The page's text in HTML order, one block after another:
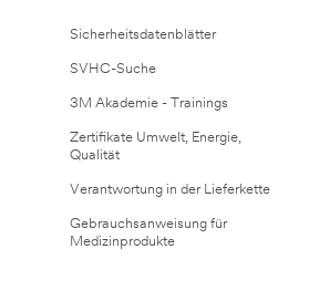
Sicherheitsdatenblätter
SVHC-Suche
3M Akademie - Trainings
Zertifikate Umwelt, Energie,
Qualität
Verantwortung in der Lieferkette
Gebrauchsanweisung für
Medizinprodukte